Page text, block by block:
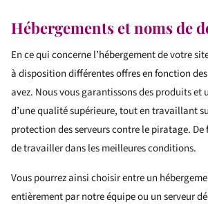
Hébergements et noms de
En ce qui concerne l’hébergement de votre
à disposition différentes offres en fonction
avez. Nous vous garantissons des produits et
d’une qualité supérieure, tout en travaillant
protection des serveurs contre le piratage.
de travailler dans les meilleures conditions.
Vous pourrez ainsi choisir entre un
entièrement par notre équipe ou un serveur